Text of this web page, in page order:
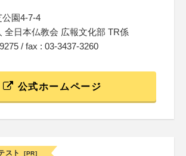
園4-7-4
全日本仏教会 広報文化部 TR係
/ fax : 03-3437-3260
公式ホームページ
スト [PR]